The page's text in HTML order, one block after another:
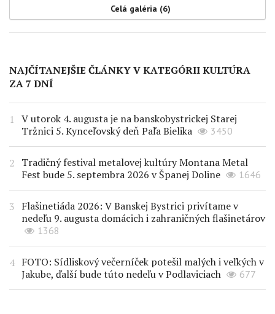
Celá galéria (6)
NAJČÍTANEJŠIE ČLÁNKY V KATEGÓRII KULTÚRA
ZA 7 DNÍ
V utorok 4. augusta je na banskobystrickej Starej
Tržnici 5. Kynceľovský deň Paľa Bielika
3450
Tradičný festival metalovej kultúry Montana Metal
Fest bude 5. septembra 2026 v Španej Doline
1646
Flašinetiáda 2026: V Banskej Bystrici privítame v
nedeľu 9. augusta domácich i zahraničných flašinetárov
1368
FOTO: Sídliskový večerníček potešil malých i veľkých v
Jakube, ďalší bude túto nedeľu v Podlaviciach
677